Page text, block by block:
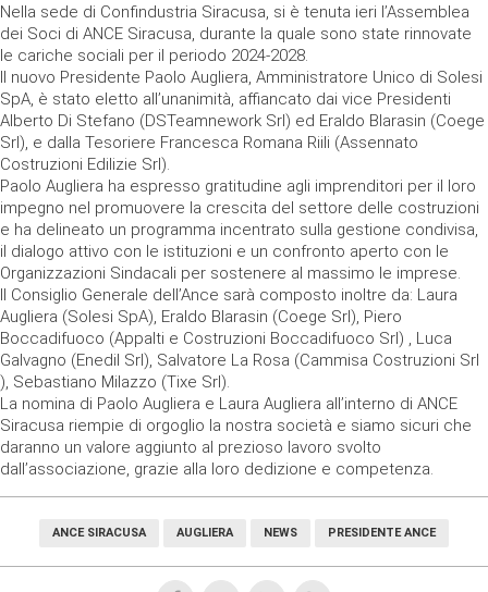
Nella sede di Confindustria Siracusa, si è tenuta ieri l’Assemblea
dei Soci di ANCE Siracusa, durante la quale sono state rinnovate
le cariche sociali per il periodo 2024-2028.
Il nuovo Presidente Paolo Augliera, Amministratore Unico di Solesi
SpA, è stato eletto all’unanimità, affiancato dai vice Presidenti
Alberto Di Stefano (DSTeamnework Srl) ed Eraldo Blarasin (Coege
Srl), e dalla Tesoriere Francesca Romana Riili (Assennato
Costruzioni Edilizie Srl).
Paolo Augliera ha espresso gratitudine agli imprenditori per il loro
impegno nel promuovere la crescita del settore delle costruzioni
e ha delineato un programma incentrato sulla gestione condivisa,
il dialogo attivo con le istituzioni e un confronto aperto con le
Organizzazioni Sindacali per sostenere al massimo le imprese.
Il Consiglio Generale dell’Ance sarà composto inoltre da: Laura
Augliera (Solesi SpA), Eraldo Blarasin (Coege Srl), Piero
Boccadifuoco (Appalti e Costruzioni Boccadifuoco Srl) , Luca
Galvagno (Enedil Srl), Salvatore La Rosa (Cammisa Costruzioni Srl
), Sebastiano Milazzo (Tixe Srl).
La nomina di Paolo Augliera e Laura Augliera all’interno di ANCE
Siracusa riempie di orgoglio la nostra società e siamo sicuri che
daranno un valore aggiunto al prezioso lavoro svolto
dall’associazione, grazie alla loro dedizione e competenza.
ANCE SIRACUSA AUGLIERA NEWS PRESIDENTE ANCE